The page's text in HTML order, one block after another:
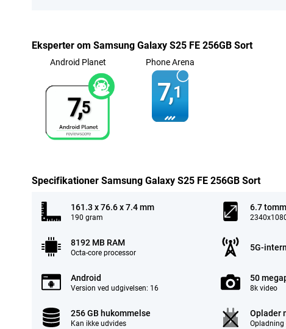
Eksperter om Samsung Galaxy S25 FE 256GB Sort
Android Planet
7,5
Phone Arena
7,1
Specifikationer Samsung Galaxy S25 FE 256GB Sort
161.3 x 76.6 x 7.4 mm
190 gram
6.7
8192 MB RAM
Octa-core processor
5G-
Android
Version ved udgivelsen: 16
50
8k video
256 GB hukommelse
Kan ikke udvides
Oplader